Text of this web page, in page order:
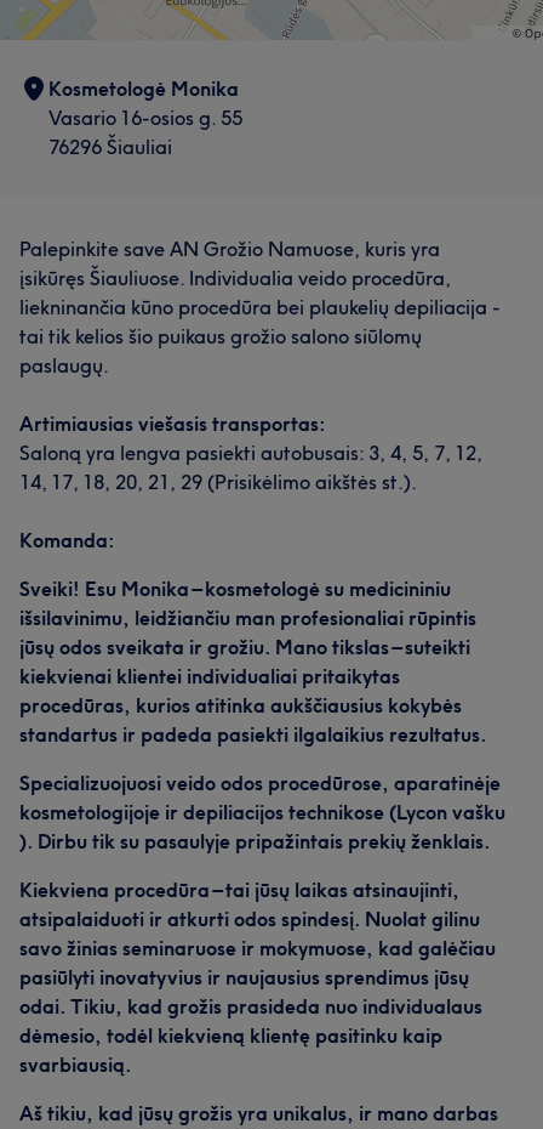
Kosmetologė Monika
Vasario 16-osios g. 55
76296 Šiauliai
Palepinkite save AN Grožio Namuose, kuris yra
įsikūręs Šiauliuose. Individualia veido procedūra,
liekninančia kūno procedūra bei plaukelių depiliacija -
tai tik kelios šio puikaus grožio salono siūlomų
paslaugų.
Artimiausias viešasis transportas:
Saloną yra lengva pasiekti autobusais: 3, 4, 5, 7, 12,
14, 17, 18, 20, 21, 29 (Prisikėlimo aikštės st.).
Komanda:
Sveiki! Esu Monika – kosmetologė su medicininiu
išsilavinimu, leidžiančiu man profesionaliai rūpintis
jūsų odos sveikata ir grožiu. Mano tikslas – suteikti
kiekvienai klientei individualiai pritaikytas
procedūras, kurios atitinka aukščiausius kokybės
standartus ir padeda pasiekti ilgalaikius rezultatus.
Specializuojuosi veido odos procedūrose, aparatinėje
kosmetologijoje ir depiliacijos technikose (Lycon vašku
). Dirbu tik su pasaulyje pripažintais prekių ženklais.
Kiekviena procedūra – tai jūsų laikas atsinaujinti,
atsipalaiduoti ir atkurti odos spindesį. Nuolat gilinu
savo žinias seminaruose ir mokymuose, kad galėčiau
pasiūlyti inovatyvius ir naujausius sprendimus jūsų
odai. Tikiu, kad grožis prasideda nuo individualaus
dėmesio, todėl kiekvieną klientę pasitinku kaip
svarbiausią.
Aš tikiu, kad jūsų grožis yra unikalus, ir mano darbas